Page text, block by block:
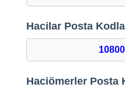
Hacilar Posta
10800
Haciömerler Posta